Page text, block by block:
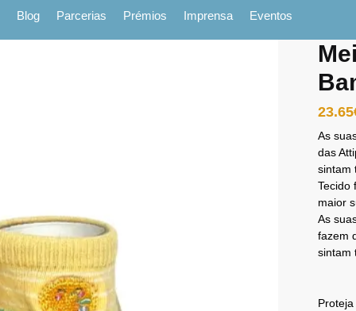
Blog Parcerias Prémios Imprensa Eventos
23.65
As
das
sintam
Tecido
maior
As
fazem
sintam